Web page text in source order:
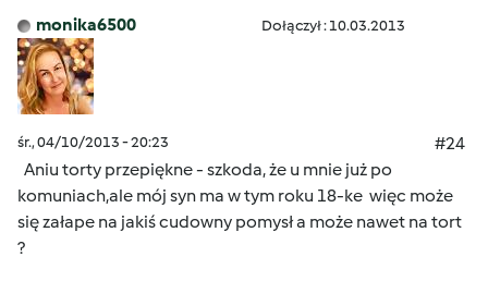
monika6500 Dołączył : 10.03.2013
śr., 04/10/2013 - 20:23
#24
Aniu torty przepiękne - szkoda, że u mnie już po
komuniach,ale mój syn ma w tym roku 18-ke więc może
się załape na jakiś cudowny pomysł a może nawet na tort
?